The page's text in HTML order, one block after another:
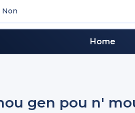
Home
gen pou n'